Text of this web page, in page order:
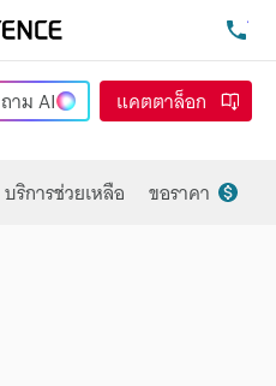
ถามAI แคตตาล็อก
บริการช่วยเหลือ ขอราคา